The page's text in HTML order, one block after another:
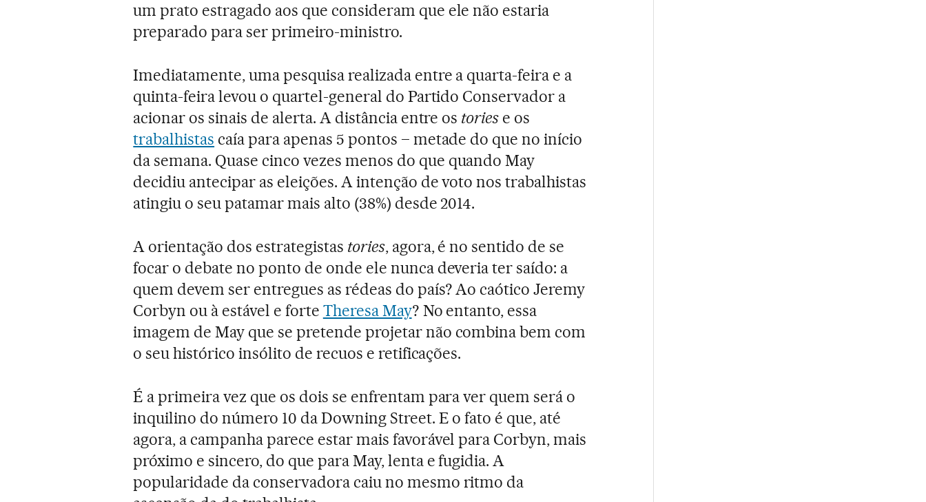
um prato estragado aos que consideram que ele não estaria
preparado para ser primeiro-ministro.
Imediatamente, uma pesquisa realizada entre a quarta-feira e a
quinta-feira levou o quartel-general do Partido Conservador a
acionar os sinais de alerta. A distância entre os tories e os
trabalhistas caía para apenas 5 pontos – metade do que no início
da semana. Quase cinco vezes menos do que quando May
decidiu antecipar as eleições. A intenção de voto nos trabalhistas
atingiu o seu patamar mais alto (38%) desde 2014.
A orientação dos estrategistas tories, agora, é no sentido de se
focar o debate no ponto de onde ele nunca deveria ter saído: a
quem devem ser entregues as rédeas do país? Ao caótico Jeremy
Corbyn ou à estável e forte Theresa May? No entanto, essa
imagem de May que se pretende projetar não combina bem com
o seu histórico insólito de recuos e retificações.
É a primeira vez que os dois se enfrentam para ver quem será o
inquilino do número 10 da Downing Street. E o fato é que, até
agora, a campanha parece estar mais favorável para Corbyn, mais
próximo e sincero, do que para May, lenta e fugidia. A
popularidade da conservadora caiu no mesmo ritmo da